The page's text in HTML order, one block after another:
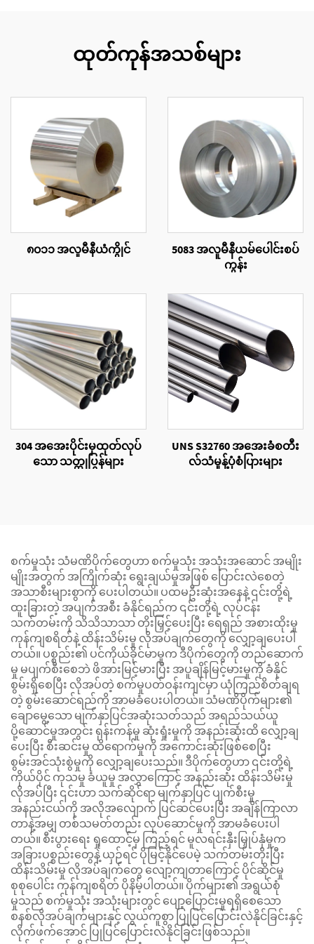
ထုတ်ကုန်အသစ်များ
၈၀၁၁ အလူမီနီယံကွိုင်
5083 အလူမီနီယမ်ပေါင်းစပ်
ကွန်း
304 အအေးပိုင်းမှထုတ်လုပ်
သော သတ္တုပြွန်များ
UNS S32760 အအေးခံစတီး
လ်သံမှုန့်ပုံစံပြားများ
စက်မှုသုံး သံမဏိပိုက်တွေဟာ စက်မှုသုံး အသုံးအဆောင် အမျိုး
မျိုးအတွက် အကြိုက်ဆုံး ရွေးချယ်မှုအဖြစ် ပြောင်းလဲစေတဲ့
အသာစီးများစွာကို ပေးပါတယ်။ ပထမဦးဆုံးအနေနဲ့ ၎င်းတို့ရဲ့
ထူးခြားတဲ့ အပျက်အစီး ခံနိုင်ရည်က ၎င်းတို့ရဲ့ လုပ်ငန်း
သက်တမ်းကို သိသိသာသာ တိုးမြှင့်ပေးပြီး ရေရှည် အစားထိုးမှု
ကုန်ကျစရိတ်နဲ့ ထိန်းသိမ်းမှု လိုအပ်ချက်တွေကို လျှော့ချပေးပါ
တယ်။ ပစ္စည်း၏ ပင်ကိုယ်ခိုင်မာမှုက ဒီပိုက်တွေကို တည်ဆောက်
မှု မပျက်စီးစေဘဲ ဖိအားမြင့်မားပြီး အပူချိန်မြင့်မားမှုကို ခံနိုင်
စွမ်းရှိစေပြီး လိုအပ်တဲ့ စက်မှုပတ်ဝန်းကျင်မှာ ယုံကြည်စိတ်ချရ
တဲ့ စွမ်းဆောင်ရည်ကို အာမခံပေးပါတယ်။ သံမဏိပိုက်များ၏
ချောမွေ့သော မျက်နှာပြင်အဆုံးသတ်သည် အရည်သယ်ယူ
ပို့ဆောင်မှုအတွင်း ရုန်းကန်မှု ဆုံးရှုံးမှုကို အနည်းဆုံးထိ လျှော့ချ
ပေးပြီး စီးဆင်းမှု ထိရောက်မှုကို အကောင်းဆုံးဖြစ်စေပြီး
စွမ်းအင်သုံးစွဲမှုကို လျှော့ချပေးသည်။ ဒီပိုက်တွေဟာ ၎င်းတို့ရဲ့
ကိုယ်ပိုင် ကုသမှု ခံယူမှု အလွှာကြောင့် အနည်းဆုံး ထိန်းသိမ်းမှု
လိုအပ်ပြီး ၎င်းဟာ သက်ဆိုင်ရာ မျက်နှာပြင် ပျက်စီးမှု
အနည်းငယ်ကို အလိုအလျောက် ပြင်ဆင်ပေးပြီး အချိန်ကြာလာ
တာနဲ့အမျှ တစ်သမတ်တည်း လုပ်ဆောင်မှုကို အာမခံပေးပါ
တယ်။ စီးပွားရေး ရှုထောင့်မှ ကြည့်ရင် မူလရင်းနှီးမြှုပ်နှံမှုက
အခြားပစ္စည်းတွေနဲ့ ယှဉ်ရင် ပိုမြင့်နိုင်ပေမဲ့ သက်တမ်းတိုးပြီး
ထိန်းသိမ်းမှု လိုအပ်ချက်တွေ လျော့ကျတာကြောင့် ပိုင်ဆိုင်မှု
စုစုပေါင်း ကုန်ကျစရိတ် ပိုနိမ့်ပါတယ်။ ပိုက်များ၏ အရွယ်စုံ
မှုသည် စက်မှုသုံး အသုံးများတွင် ပျော့ပြောင်းမှုရရှိစေသော
စနစ်လိုအပ်ချက်များနှင့် လွယ်ကူစွာ ပြုပြင်ပြောင်းလဲနိုင်ခြင်းနှင့်
လိုက်ဖက်အောင် ပြုပြင်ပြောင်းလဲနိုင်ခြင်းဖြစ်သည်။